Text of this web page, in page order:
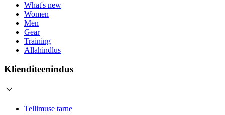
What's new
Women
Men
Gear
Training
Allahindlus
Klienditeenindus
Tellimuse tarne